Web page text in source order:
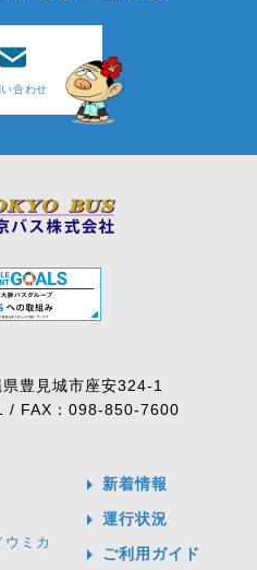
合わせ
豊見城市座安324-1
/ FAX：098-850-7600
ミカ
arrow_right 新着情報
arrow_right 運行状況
arrow_right ご利用ガイド